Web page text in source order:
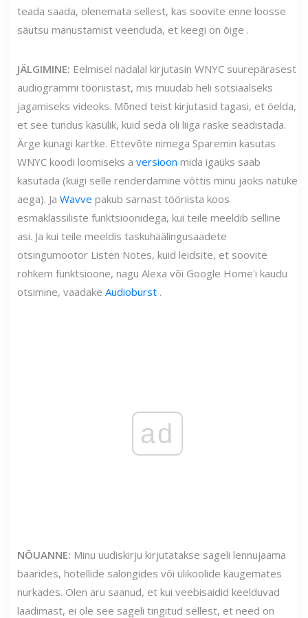
teada saada, olenemata sellest, kas soovite enne loosse
säutsu manustamist veenduda, et keegi on õige .
JÄLGIMINE: Eelmisel nädalal kirjutasin WNYC suurepärasest
audiogrammi tööriistast, mis muudab heli sotsiaalseks
jagamiseks videoks. Mõned teist kirjutasid tagasi, et öelda,
et see tundus kasulik, kuid seda oli liiga raske seadistada.
Ärge kunagi kartke. Ettevõte nimega Sparemin kasutas
WNYC koodi loomiseks a versioon mida igaüks saab
kasutada (kuigi selle renderdamine võttis minu jaoks natuke
aega). Ja Wavve pakub sarnast tööriista koos
esmaklassiliste funktsioonidega, kui teile meeldib selline
asi. Ja kui teile meeldis taskuhäälingusaadete
otsingumootor Listen Notes, kuid leidsite, et soovite
rohkem funktsioone, nagu Alexa või Google Home'i kaudu
otsimine, vaadake Audioburst .
ad
NÕUANNE: Minu uudiskirju kirjutatakse sageli lennujaama
baarides, hotellide salongides või ülikoolide kaugemates
nurkades. Olen aru saanud, et kui veebisaidid keelduvad
laadimast, ei ole see sageli tingitud sellest, et need on